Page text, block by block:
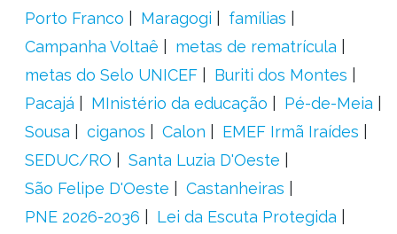
Porto Franco
Maragogi
famílias
Campanha Voltaê
metas de rematrícula
metas do Selo UNICEF
Buriti dos Montes
Pacajá
MInistério da educação
Pé-de-Meia
Sousa
ciganos Calon
EMEF Irmã Iraídes
SEDUC/RO
Santa Luzia D'Oeste
São Felipe D'Oeste
Castanheiras
PNE 2026-2036
Lei da Escuta Protegida